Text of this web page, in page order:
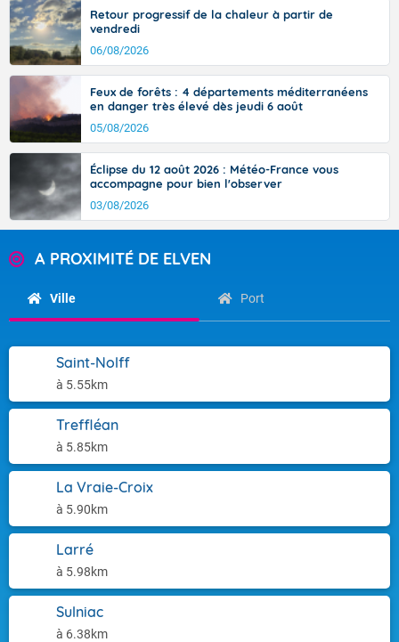
Retour progressif de la chaleur à partir de
vendredi
06/08/2026
Feux de forêts : 4 départements méditerranéens
en danger très élevé dès jeudi 6 août
05/08/2026
Éclipse du 12 août 2026 : Météo-France vous
accompagne pour bien l'observer
03/08/2026
A PROXIMITÉ DE ELVEN
Ville Port
Saint-Nolff
à 5.55km
Treffléan
à 5.85km
La Vraie-Croix
à 5.90km
Larré
à 5.98km
Sulniac
à 6.38km